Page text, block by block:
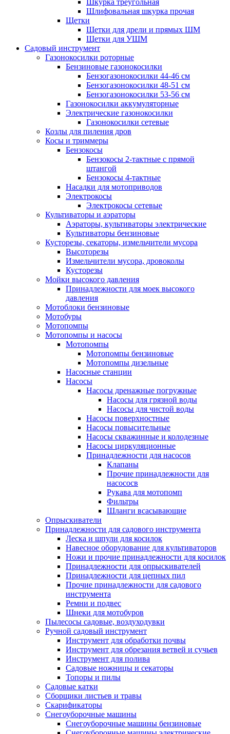
Шкурка треугольная
Шлифовальная шкурка прочая
Щетки
Щетки для дрели и прямых ШМ
Щетки для УШМ
Садовый инструмент
Газонокосилки роторные
Бензиновые газонокосилки
Бензогазонокосилки 44-46 см
Бензогазонокосилки 48-51 см
Бензогазонокосилки 53-56 см
Газонокосилки аккумуляторные
Электрические газонокосилки
Газонокосилки сетевые
Козлы для пиления дров
Косы и триммеры
Бензокосы
Бензокосы 2-тактные с прямой
штангой
Бензокосы 4-тактные
Насадки для мотоприводов
Электрокосы
Электрокосы сетевые
Культиваторы и аэраторы
Аэраторы, культиваторы электрические
Культиваторы бензиновые
Кусторезы, секаторы, измельчители мусора
Высоторезы
Измельчители мусора, дровоколы
Кусторезы
Мойки высокого давления
Принадлежности для моек высокого
давления
Мотоблоки бензиновые
Мотобуры
Мотопомпы
Мотопомпы и насосы
Мотопомпы
Мотопомпы бензиновые
Мотопомпы дизельные
Насосные станции
Насосы
Насосы дренажные погружные
Насосы для грязной воды
Насосы для чистой воды
Насосы поверхностные
Насосы повысительные
Насосы скважинные и колодезные
Насосы циркуляционные
Принадлежности для насосов
Клапаны
Прочие принадлежности для
насососв
Рукава для мотопомп
Фильтры
Шланги всасывающие
Опрыскиватели
Принадлежности для садового инструмента
Леска и шпули для косилок
Навесное оборудование для культиваторов
Ножи и прочие принадлежности для косилок
Принадлежности для опрыскивателей
Принадлежности для цепных пил
Прочие принадлежности для садового
инструмента
Ремни и подвес
Шнеки для мотобуров
Пылесосы садовые, воздуходувки
Ручной садовый инструмент
Инструмент для обработки почвы
Инструмент для обрезания ветвей и сучьев
Инструмент для полива
Садовые ножницы и секаторы
Топоры и пилы
Садовые катки
Сборщики листьев и травы
Скарификаторы
Снегоуборочные машины
Снегоуборочные машины бензиновые